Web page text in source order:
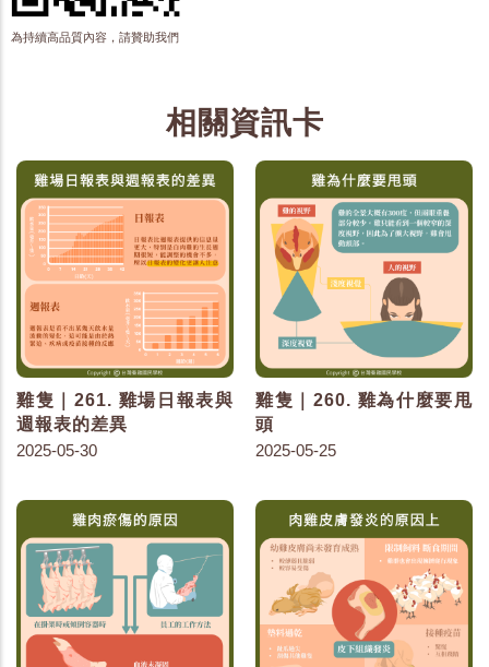
為持續高品質內容，請贊助我們
相關資訊卡
雞隻｜261. 雞場日報表與
週報表的差異
2025-05-30
雞隻｜260. 雞為什麼要甩
頭
2025-05-25